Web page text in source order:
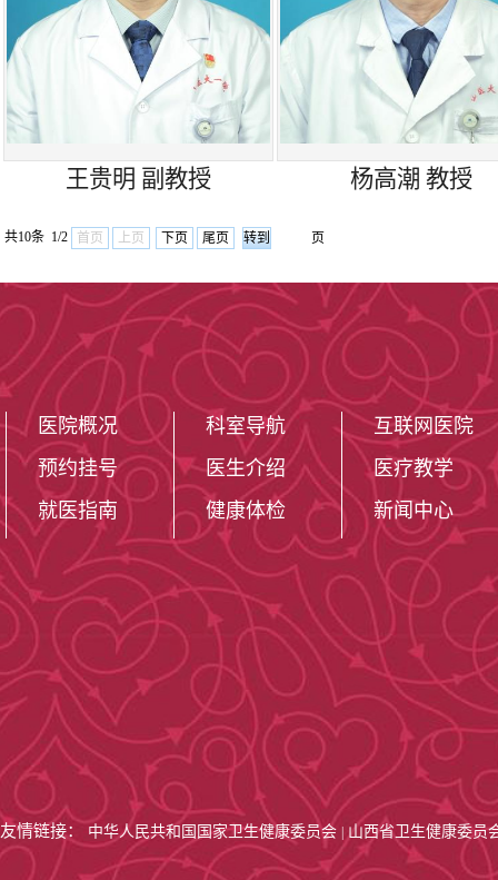
脉→腋动脉搭桥
2015年，普
专业团队以微
山西省血管外
支架体外开窗
下肢静脉曲张
术及腔内隔绝
囱”与“开窗”技
动脉弓合并胸
脉外伤性破裂
围血管疾病专
立足于高起
心，以质量为
品牌。先后完
样硬化斑块切
脉硬化闭塞症
王贵明 副教授 杨高潮 教授
共10条 1/2 首页 上页 下页 尾页 页
医院概况
预约挂号
就医指南
科室导航
医生介绍
健康体检
互联网医院
医疗教学
新闻中心
友情链接： 中华人民共和国国家卫生健康委员会 山西省卫生健康委员